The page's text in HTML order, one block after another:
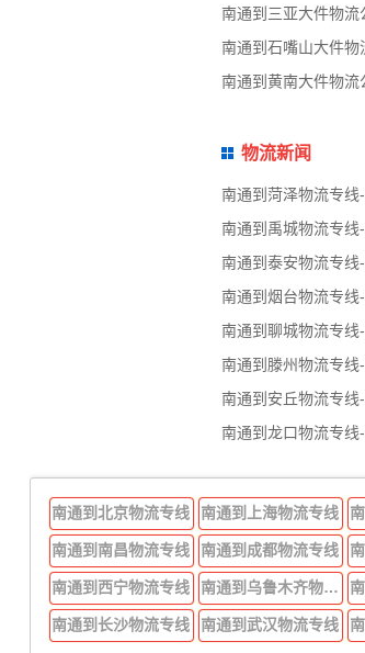
南通到三亚大件物流
南通到石嘴山大件物
南通到黄南大件物流
物流新闻
南通到菏泽物流专线
南通到禹城物流专线
南通到泰安物流专线
南通到烟台物流专线
南通到聊城物流专线
南通到滕州物流专线
南通到安丘物流专线
南通到龙口物流专线
南通到北京物流专线 南通到上海物流专线
南通到南昌物流专线 南通到成都物流专线
南通到西宁物流专线 南通到乌鲁木齐物流专线
南通到长沙物流专线 南通到武汉物流专线